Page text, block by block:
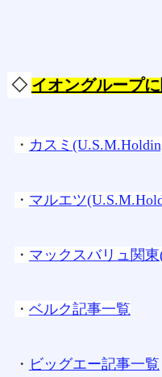
◇ イオングループ
・ カスミ
・ マルエツ
・ マックスバリュ関
・ ベルク記事一覧
・ ビッグエー記事一覧